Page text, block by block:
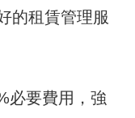
的租賃管理服
必要費用，強